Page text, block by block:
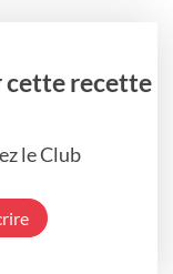
cette recette
le Club